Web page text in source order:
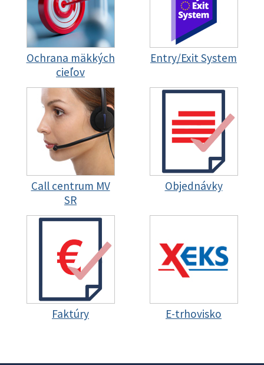
Ochrana mäkkých
cieľov
Entry/Exit System
Call centrum MV
SR
Objednávky
Faktúry E-trhovisko